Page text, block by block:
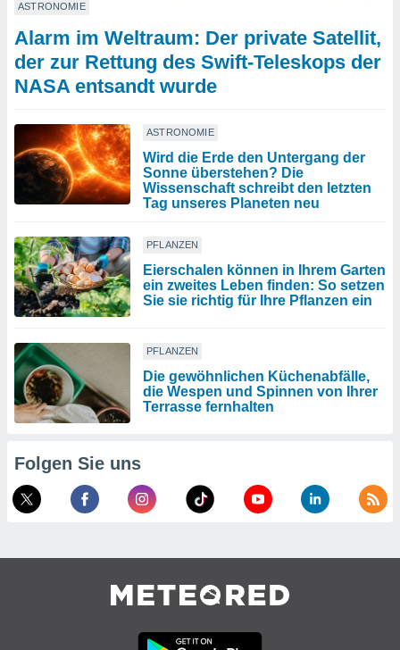
ASTRONOMIE
Alarm im Weltraum: Der private Satellit,
der zur Rettung des Swift-Teleskops der
NASA entsandt wurde
ASTRONOMIE
Wird die Erde den Untergang der
Sonne überstehen? Die
Wissenschaft schreibt den letzten
Tag unseres Planeten neu
PFLANZEN
Eierschalen können in Ihrem Garten
ein zweites Leben finden: So setzen
Sie sie richtig für Ihre Pflanzen ein
PFLANZEN
Die gewöhnlichen Küchenabfälle,
die Wespen und Spinnen von Ihrer
Terrasse fernhalten
Folgen Sie uns